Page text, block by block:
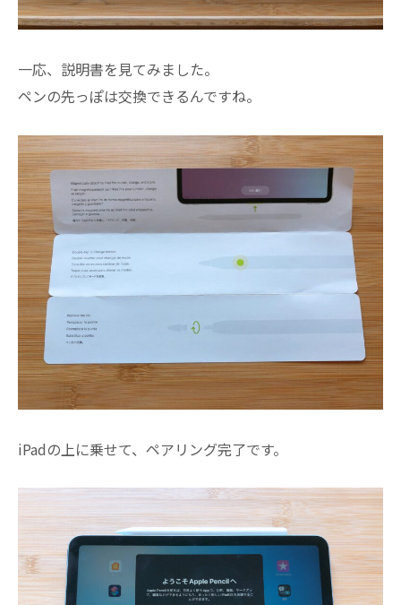
一応、説明書を見てみました。
ペンの先っぽは交換できるんですね。
iPadの上に乗せて、ペアリング完了です。